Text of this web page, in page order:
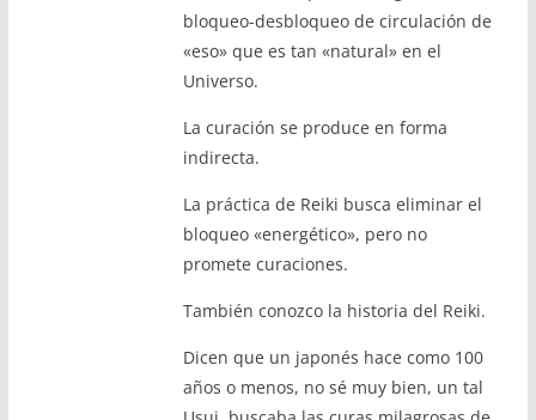
bloqueo-desbloqueo de circulación de
«eso» que es tan «natural» en el
Universo.
La curación se produce en forma
indirecta.
La práctica de Reiki busca eliminar el
bloqueo «energético», pero no
promete curaciones.
También conozco la historia del Reiki.
Dicen que un japonés hace como 100
años o menos, no sé muy bien, un tal